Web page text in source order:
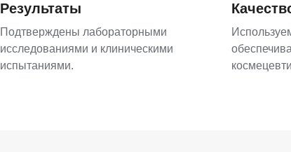
Результаты
Подтверждены лабораторными
исследованиями и клиническими
испытаниями.